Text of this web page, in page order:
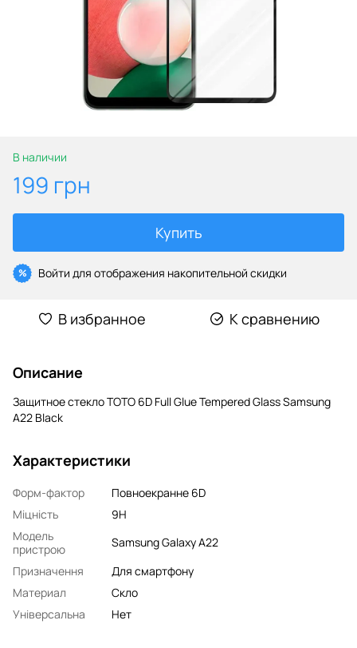
В наличии
199 грн
Купить
% Войти для отображения накопительной скидки
В избранное К сравнению
Описание
Защитное стекло TOTO 6D Full Glue Tempered Glass Samsung
A22 Black
Характеристики
Форм-фактор
Повноекранне 6D
Міцність
9H
Модель
пристрою
Samsung Galaxy A22
Призначення
Для смартфону
Материал
Скло
Універсальна
Нет